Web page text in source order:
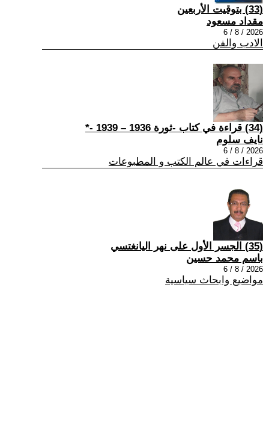
(33) بتوقيت الأربعين
مقداد مسعود
2026 / 8 / 6
الادب والفن
(34) قراءة في كتاب -ثورة 1936 – 1939 -*
نايف سلوم
2026 / 8 / 6
قراءات في عالم الكتب و المطبوعات
(35) الجسر الأول على نهر اليانغتسي
باسم محمد حسين
2026 / 8 / 6
مواضيع وابحاث سياسية